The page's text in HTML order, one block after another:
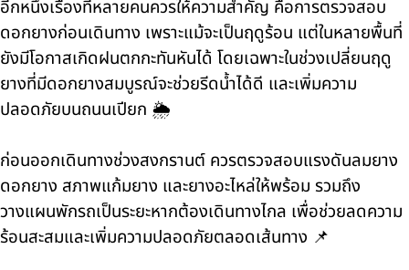
อีกหนึ่งเรื่องที่หลายคนควรให้ความสำคัญ คือการตรวจสอบ
ดอกยางก่อนเดินทาง เพราะแม้จะเป็นฤดูร้อน แต่ในหลายพื้นที่
ยังมีโอกาสเกิดฝนตกกะทันหันได้ โดยเฉพาะในช่วงเปลี่ยนฤดู
ยางที่มีดอกยางสมบูรณ์จะช่วยรีดน้ำได้ดี และเพิ่มความ
ปลอดภัยบนถนนเปียก 🌦️
ก่อนออกเดินทางช่วงสงกรานต์ ควรตรวจสอบแรงดันลมยาง
ดอกยาง สภาพแก้มยาง และยางอะไหล่ให้พร้อม รวมถึง
วางแผนพักรถเป็นระยะหากต้องเดินทางไกล เพื่อช่วยลดความ
ร้อนสะสมและเพิ่มความปลอดภัยตลอดเส้นทาง 📌